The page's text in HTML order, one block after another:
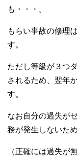
も・・・。
もらい事故の修理
す。
ただし等級が３つ
されるため、翌年
す。
なお自分の過失が
務が発生しないた
（正確には過失が